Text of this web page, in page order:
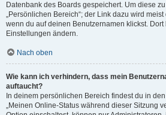
Datenbank des Boards gespeichert. Um diese
„Persönlichen Bereich“; der Link dazu wird
wenn du auf deinen Benutzernamen klickst.
Einstellungen ändern.
Nach oben
Wie kann ich verhindern, dass mein
auftaucht?
In deinem persönlichen Bereich findest du in
„Meinen Online-Status während dieser Sitzung